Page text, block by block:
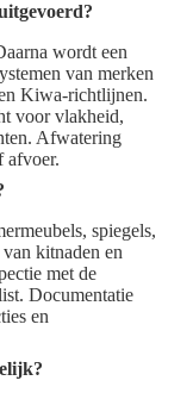
wordt een
van merken
Kiwa-richtlijnen.
voor vlakheid,
Afwatering
afvoer.
spiegels,
kitnaden en
met de
Documentatie
en